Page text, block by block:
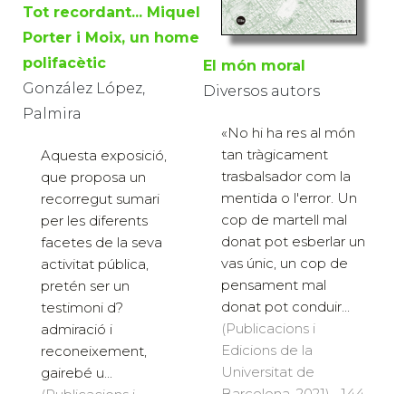
Tot recordant... Miquel
Porter i Moix, un home
polifacètic
González López,
Palmira
Aquesta exposició,
que proposa un
recorregut sumari
per les diferents
facetes de la seva
activitat pública,
pretén ser un
testimoni d?
admiració i
reconeixement,
gairebé u...
El món moral
Diversos autors
«No hi ha res al món
tan tràgicament
trasbalsador com la
mentida o l'error. Un
cop de martell mal
donat pot esberlar un
vas únic, un cop de
pensament mal
donat pot conduir...
(Publicacions i
Edicions de la
Universitat de